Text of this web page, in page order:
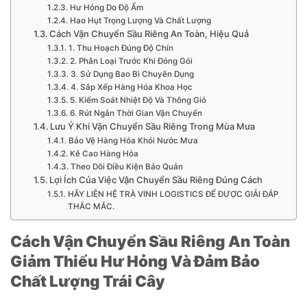
Hư Hỏng Do Độ Ẩm
Hao Hụt Trọng Lượng Và Chất Lượng
Cách Vận Chuyển Sầu Riêng An Toàn, Hiệu Quả
1. Thu Hoạch Đúng Độ Chín
2. Phân Loại Trước Khi Đóng Gói
3. Sử Dụng Bao Bì Chuyên Dụng
4. Sắp Xếp Hàng Hóa Khoa Học
5. Kiểm Soát Nhiệt Độ Và Thông Gió
6. Rút Ngắn Thời Gian Vận Chuyển
Lưu Ý Khi Vận Chuyển Sầu Riêng Trong Mùa Mưa
Bảo Vệ Hàng Hóa Khỏi Nước Mưa
Kê Cao Hàng Hóa
Theo Dõi Điều Kiện Bảo Quản
Lợi Ích Của Việc Vận Chuyển Sầu Riêng Đúng Cách
HÃY LIÊN HỆ TRÀ VINH LOGISTICS ĐỂ ĐƯỢC GIẢI ĐÁP
THẮC MẮC.
Cách Vận Chuyển Sầu Riêng An Toàn
Giảm Thiểu Hư Hỏng Và Đảm Bảo
Chất Lượng Trái Cây